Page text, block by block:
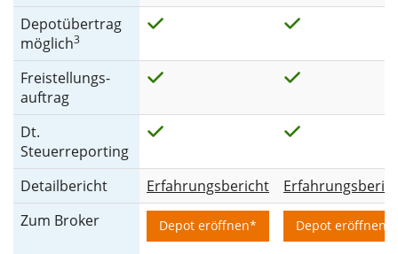
Depotübertrag
möglich3
Freistellungs-
auftrag
Dt.
Steuerreporting
Detailbericht
Erfahrungsbericht
Zum Broker
Depot eröffnen* Depot eröffnen*